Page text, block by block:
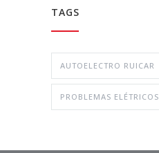
TAGS
AUTOELECTRO RUICAR
PROBLEMAS ELÉTRICOS